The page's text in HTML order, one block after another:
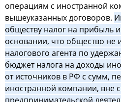
операциям с иностранной
вышеуказанных договоров.
обществу налог на прибыль
основании, что общество не
налогового агента по
бюджет налога на доходы
от источников в РФ с сумм,
иностранной компании, вне